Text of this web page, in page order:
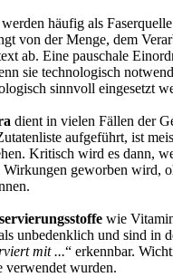
werden häufig als
von der Menge, dem
ab. Eine pauschale
sie technologisch
sinnvoll eingesetzt
dient in vielen Fällen der
aufgeführt, ist
Kritisch wird es dann,
Wirkungen geworben wird,
wie
unbedenklich und sind in
mit ...“ erkennbar.
verwendet wurden.